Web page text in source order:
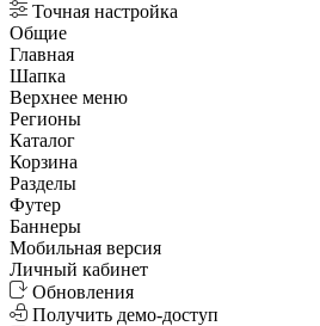
Точная настройка
Общие
Главная
Шапка
Верхнее меню
Регионы
Каталог
Корзина
Разделы
Футер
Баннеры
Мобильная версия
Личный кабинет
Обновления
Получить демо-доступ